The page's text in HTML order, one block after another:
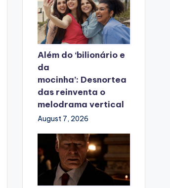
Além do ‘bilionário e
da
mocinha’: Desnortea
das reinventa o
melodrama vertical
August 7, 2026